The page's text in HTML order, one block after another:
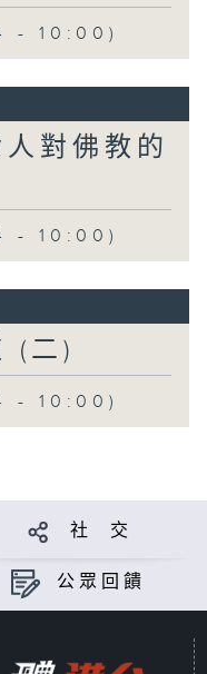
- 10:00)
對佛教的
- 10:00)
(二)
- 10:00)
社 交
公眾回饋